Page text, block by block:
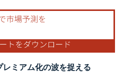
ミアム化の波を捉える